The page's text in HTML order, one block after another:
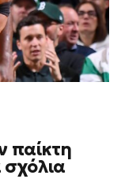
παίκτη